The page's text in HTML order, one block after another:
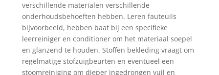
verschillende materialen verschillende
onderhoudsbehoeften hebben. Leren fauteuils
bijvoorbeeld, hebben baat bij een specifieke
leerreiniger en conditioner om het materiaal soepel
en glanzend te houden. Stoffen bekleding vraagt om
regelmatige stofzuigbeurten en eventueel een
stoomreiniging om dieper ingedrongen vuil en